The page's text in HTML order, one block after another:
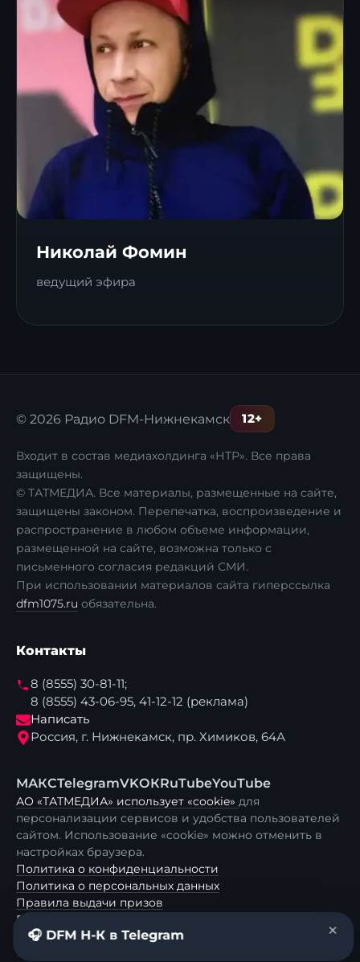
Николай Фомин
ведущий эфира
© 2026 Радио DFM-Нижнекамск 12+
Входит в состав медиахолдинга «НТР». Все права
защищены.
© ТАТМЕДИА. Все материалы, размещенные на сайте,
защищены законом. Перепечатка, воспроизведение и
распространение в любом объеме информации,
размещенной на сайте, возможна только с
письменного согласия редакций СМИ.
При использовании материалов сайта гиперссылка
dfm1075.ru обязательна.
Контакты
8 (8555) 30-81-11;
8 (8555) 43-06-95, 41-12-12 (реклама)
Написать
Россия, г. Нижнекамск, пр. Химиков, 64А
МАКСTelegramVKОКRuTubeYouTube
АО «ТАТМЕДИА» использует «cookie» для
персонализации сервисов и удобства пользователей
сайтом. Использование «cookie» можно отменить в
настройках браузера.
Политика о конфиденциальности
Политика о персональных данных
Правила выдачи призов
Рейтинг
🎧 DFM Н-К в Telegram ×